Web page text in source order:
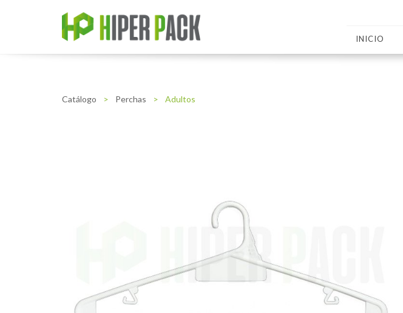
INICIO
Catálogo > Perchas > Adultos